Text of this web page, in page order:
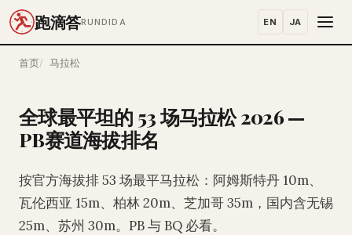
跑滴答RUNDIDA EN JA
首页 马拉松
全球最平坦的 53 场马拉松 2026 —
PB赛道海拔排名
按官方海拔排 53 场最平马拉松：阿姆斯特丹 10m、
瓦伦西亚 15m、柏林 20m、芝加哥 35m，国内含无锡
25m、苏州 30m。PB 与 BQ 必看。